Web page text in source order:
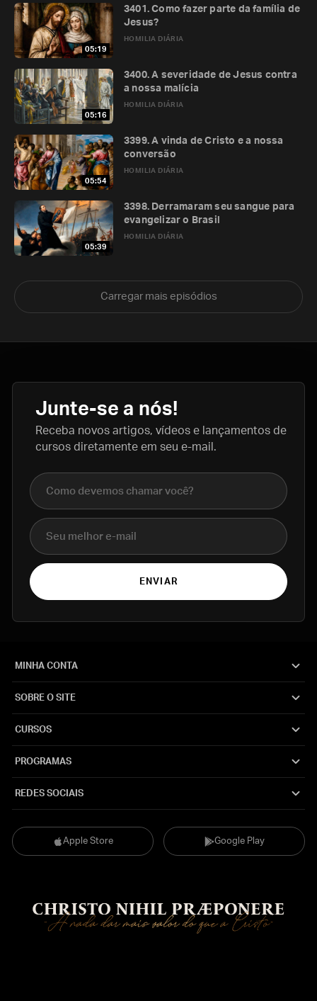
05:19
HOMILIA DIÁRIA
3401. Como fazer parte da família de
Jesus?
05:16
HOMILIA DIÁRIA
3400. A severidade de Jesus contra
a nossa malícia
05:54
HOMILIA DIÁRIA
3399. A vinda de Cristo e a nossa
conversão
05:39
HOMILIA DIÁRIA
3398. Derramaram seu sangue para
evangelizar o Brasil
Carregar mais episódios
Junte-se a nós!
Receba novos artigos, vídeos e lançamentos de
cursos diretamente em seu e-mail.
Nome completo
E-mail
ENVIAR
Apple Store Google Play
MINHA CONTA
SOBRE O SITE
CURSOS
PROGRAMAS
REDES SOCIAIS